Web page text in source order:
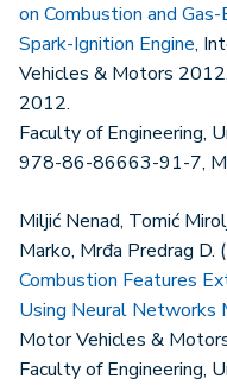
on Combustion and
Spark-Ignition Engine,
Vehicles & Motors
2012.
Faculty of Engineering,
978-86-86663-91-7,
Miljić Nenad, Tomić
Marko, Mrđa Predrag D.
Combustion Features
Using Neural Networks
Motor Vehicles &
Faculty of Engineering,